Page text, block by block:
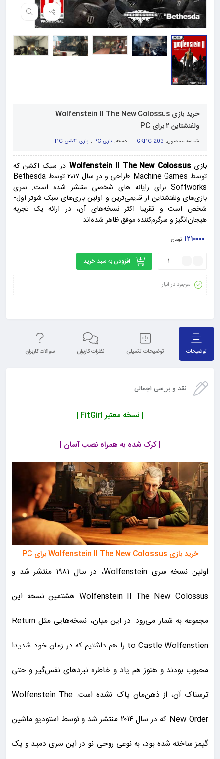
خرید بازی Wolfenstein II The New Colossus –
ولفنشتاین ۲ برای PC
شناسه محصول: GKPC-203 دسته: بازی PC , بازی اکشن PC
بازی Wolfenstein II The New Colossus
در سبک اکشن که
توسط Machine Games طراحی و در سال ۲۰۱۷ توسط Bethesda
Softworks برای رایانه های شخصی منتشر شده است. سری
بازی‌های ولفنشتاین از قدیمی‌ترین و اولین بازی‌های سبک شوتر اول-
شخص است و تقریبا اکثر نسخه‌های آن، در ارائه یک تجربه
هیجان‌انگیز و سرگرم‌کننده موفق ظاهر شده‌اند.
۱۲۱۰۰۰۰ تومان
افزودن به سبد خرید
موجود در انبار
توضیحات توضیحات تکمیلی نظرات کاربران سوالات کاربران
نقد و بررسی اجمالی
| نسخه معتبر FitGirl |
| کرک شده به همراه نصب آسان |
خرید بازی Wolfenstein II The New Colossus برای PC
اولین نسخه سری Wolfenstein، در سال ۱۹۸۱ منتشر شد و
Wolfenstein II The New Colossus هشتمین نسخه این
مجموعه به شمار می‌رود. در این میان، نسخه‌هایی مثل Return
to Castle Wolfenstien را هم داشتیم که در زمان خود شدیدا
محبوب بودند و هنوز هم یاد و خاطره نبرد‌های نفس‌گیر و حتی
ترسناک آن، از ذهن‌مان پاک نشده است. Wolfenstein The
New Order که در سال ۲۰۱۴ منتشر شد و توسط استودیو ماشین
گیمز ساخته شده بود، به نوعی روحی نو در این سری دمید و یک